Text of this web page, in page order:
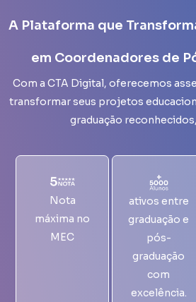
A Plataforma que
em Coordenadores de
Com a CTA Digital, oferecemos
transformar seus projetos
graduação
Nota
máxima no
MEC
ativos entre
graduação e
pós-
graduação
com
excelência.